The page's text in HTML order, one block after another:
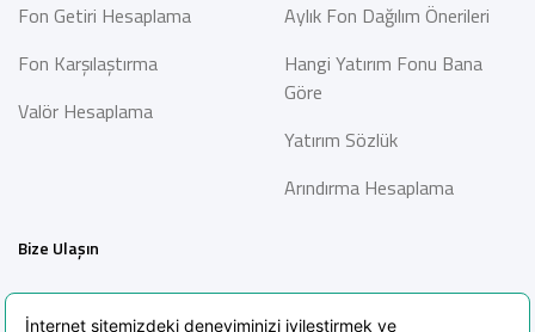
Fon Getiri Hesaplama
Fon Karşılaştırma
Valör Hesaplama
Aylık Fon Dağılım Önerileri
Hangi Yatırım Fonu Bana
Göre
Yatırım Sözlük
Arındırma Hesaplama
Bize Ulaşın
İletişim